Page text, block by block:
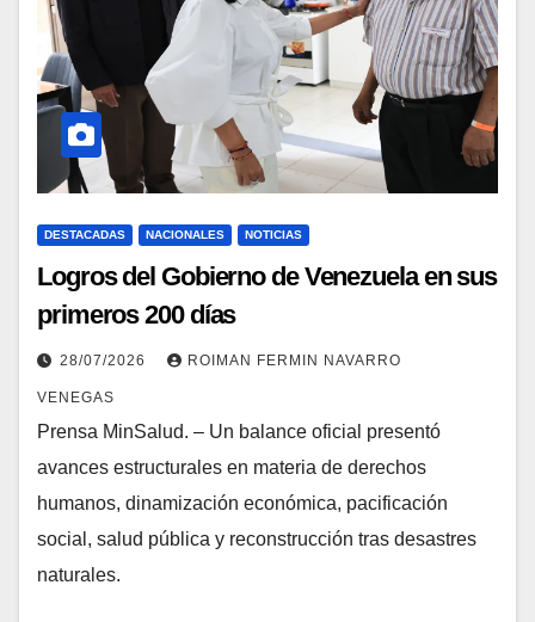
DESTACADAS NACIONALES NOTICIAS
Logros del Gobierno de Venezuela en sus
primeros 200 días
28/07/2026 ROIMAN FERMIN NAVARRO
VENEGAS
Prensa MinSalud. – Un balance oficial presentó
avances estructurales en materia de derechos
humanos, dinamización económica, pacificación
social, salud pública y reconstrucción tras desastres
naturales.